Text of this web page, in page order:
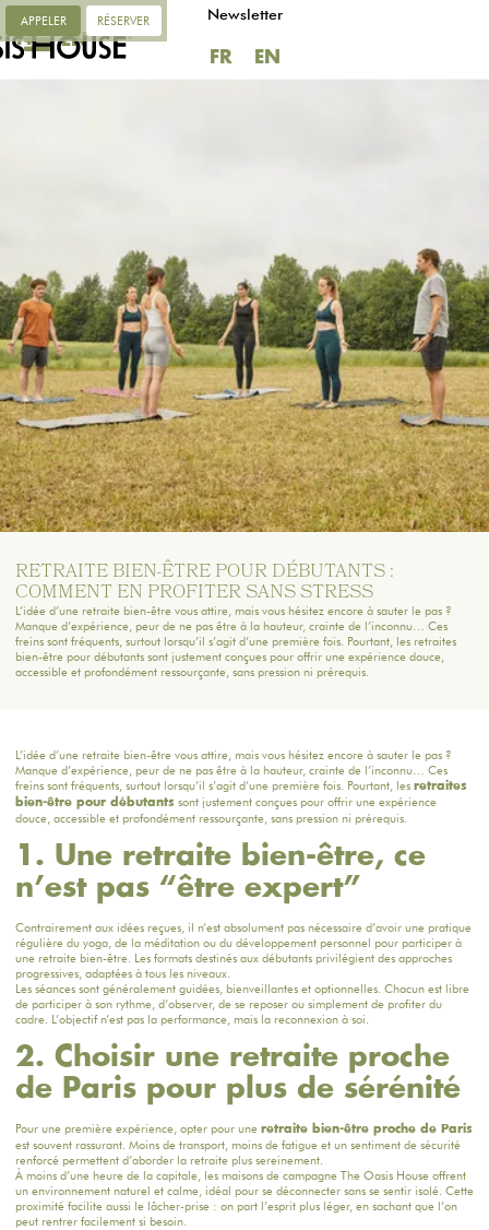
Newsletter
FR EN
FR EN
APPELER RÉSERVER
RETRAITE BIEN-ÊTRE POUR DÉBUTANTS :
COMMENT EN PROFITER SANS STRESS
L’idée d’une retraite bien-être vous attire, mais vous hésitez encore à sauter le pas ?
Manque d’expérience, peur de ne pas être à la hauteur, crainte de l’inconnu… Ces
freins sont fréquents, surtout lorsqu’il s’agit d’une première fois. Pourtant, les retraites
bien-être pour débutants sont justement conçues pour offrir une expérience douce,
accessible et profondément ressourçante, sans pression ni prérequis.
L’idée d’une retraite bien-être vous attire, mais vous hésitez encore à sauter le pas ?
Manque d’expérience, peur de ne pas être à la hauteur, crainte de l’inconnu… Ces
freins sont fréquents, surtout lorsqu’il s’agit d’une première fois. Pourtant, les retraites
bien-être pour débutants sont justement conçues pour offrir une expérience
douce, accessible et profondément ressourçante, sans pression ni prérequis.
1. Une retraite bien-être, ce
n’est pas “être expert”
Contrairement aux idées reçues, il n’est absolument pas nécessaire d’avoir une pratique
régulière du yoga, de la méditation ou du développement personnel pour participer à
une retraite bien-être. Les formats destinés aux débutants privilégient des approches
progressives, adaptées à tous les niveaux.
Les séances sont généralement guidées, bienveillantes et optionnelles. Chacun est libre
de participer à son rythme, d’observer, de se reposer ou simplement de profiter du
cadre. L’objectif n’est pas la performance, mais la reconnexion à soi.
2. Choisir une retraite proche
de Paris pour plus de sérénité
Pour une première expérience, opter pour une retraite bien-être proche de Paris
est souvent rassurant. Moins de transport, moins de fatigue et un sentiment de sécurité
renforcé permettent d’aborder la retraite plus sereinement.
À moins d’une heure de la capitale, les maisons de campagne The Oasis House offrent
un environnement naturel et calme, idéal pour se déconnecter sans se sentir isolé. Cette
proximité facilite aussi le lâcher-prise : on part l’esprit plus léger, en sachant que l’on
peut rentrer facilement si besoin.